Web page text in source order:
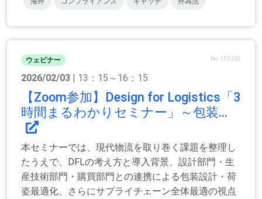
ウェビナー No.155263
2026/02/03 | 13：15～16：15
【Zoom参加】Design for Logistics「3
時間まるわかりセミナー」～包装...
本セミナーでは、現代物流を取り巻く課題を整理し
たうえで、DFLの考え方と導入背景、設計部門・生
産技術部門・購買部門との連携による包装設計・荷
姿最適化、さらにサプライチェーン全体最適の視点